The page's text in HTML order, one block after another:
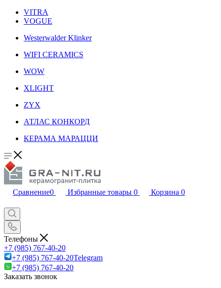
VITRA
VOGUE
Westerwalder Klinker
WIFI CERAMICS
WOW
XLIGHT
ZYX
АТЛАС КОНКОРД
КЕРАМА МАРАЦЦИ
Сравнение0 Избранные товары 0 Корзина 0
Телефоны
+7 (985) 767-40-20
+7 (985) 767-40-20Telegram
+7 (985) 767-40-20
Заказать звонок